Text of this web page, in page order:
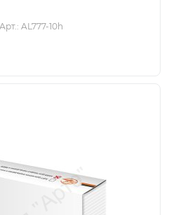
Арт.: AL777-10h